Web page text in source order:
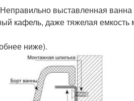
выставленная
кафель, даже тяжелая емкость
ниже).